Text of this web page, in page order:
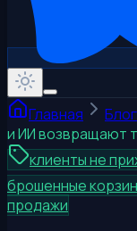
Главная Блог
и ИИ возвращают
клиенты не
брошенные
продажи